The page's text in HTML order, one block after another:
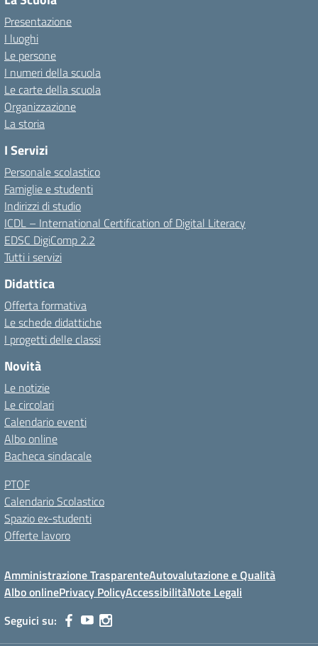
Presentazione
I luoghi
Le persone
I numeri della scuola
Le carte della scuola
Organizzazione
La storia
I Servizi
Personale scolastico
Famiglie e studenti
Indirizzi di studio
ICDL – International Certification of Digital Literacy
EDSC DigiComp 2.2
Tutti i servizi
Didattica
Offerta formativa
Le schede didattiche
I progetti delle classi
Novità
Le notizie
Le circolari
Calendario eventi
Albo online
Bacheca sindacale
PTOF
Calendario Scolastico
Spazio ex-studenti
Offerte lavoro
Amministrazione TrasparenteAutovalutazione e Qualità
Albo onlinePrivacy PolicyAccessibilitàNote Legali
Seguici su: